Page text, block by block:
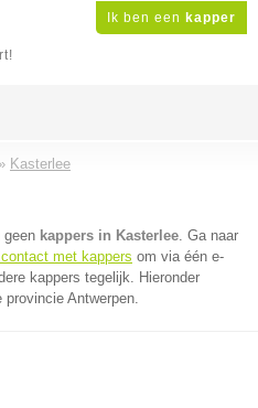
Ik ben een kapper
» Kasterlee
geen kappers in Kasterlee. Ga naar
met kappers om via één e-
kappers tegelijk. Hieronder
Antwerpen.